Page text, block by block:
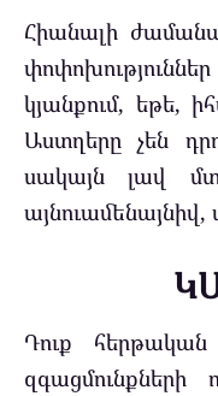
Հիանալի
կյանքում, եթե,
Աստղերը չեն
սակայն լավ
Դուք
զգացմունքների